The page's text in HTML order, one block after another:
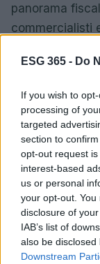
ESG 365 - Do
If you wish to
processing of
targeted
section to
opt-out request
interest-based
us or personal
your opt-out.
disclosure of
IAB’s list of
also be
Downstream
panorama
commercialisti
trovare in
vero e proprio
di alta qualità
clienti e per il